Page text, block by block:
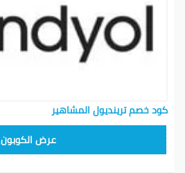
كود خصم ترينديول المشاهير
عرض الكوبون